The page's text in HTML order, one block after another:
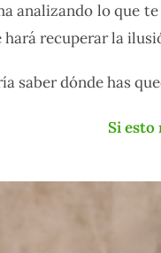
analizando lo que
recuperar la
saber dónde has
Si esto